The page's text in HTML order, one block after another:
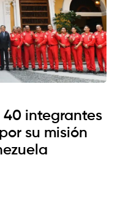
40 integrantes
su misión